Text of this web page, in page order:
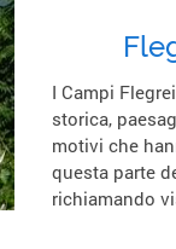
I Campi
storica,
motivi che
questa parte
richiamando